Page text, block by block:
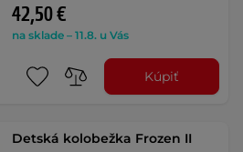
42,50 €
na sklade – 11.8. u Vás
Kúpiť
Detská kolobežka Frozen II